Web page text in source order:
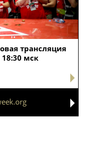
трансляция
мск